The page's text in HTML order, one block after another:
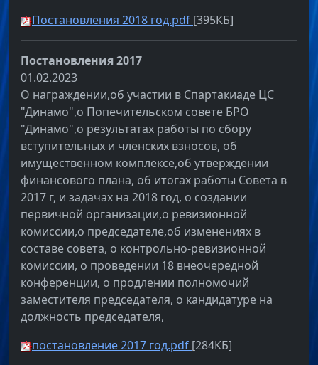
Постановления 2018 год.pdf [395КБ]
Постановления 2017
01.02.2023
О награждении,об участии в Спартакиаде ЦС
"Динамо",о Попечительском совете БРО
"Динамо",о результатах работы по сбору
вступительных и членских взносов, об
имущественном комплексе,об утверждении
финансового плана, об итогах работы Совета в
2017 г, и задачах на 2018 год, о создании
первичной организации,о ревизионной
комиссии,о председателе,об изменениях в
составе совета, о контрольно-ревизионной
комиссии, о проведении 18 внеочередной
конференции, о продлении полномочий
заместителя председателя, о кандидатуре на
должность председателя,
постановление 2017 год.pdf [284КБ]